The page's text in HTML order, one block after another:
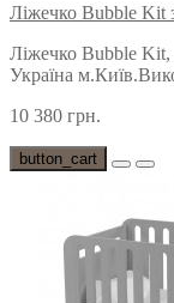
Ліжечко Bubble Kit
Ліжечко Bubble
Україна
10 380 грн.
button_cart